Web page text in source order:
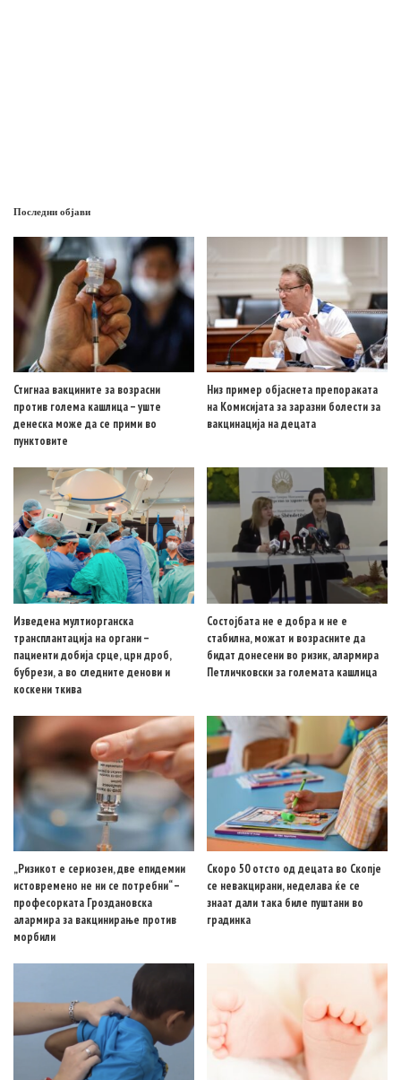
Последни објави
Стигнаа вакцините за возрасни
против голема кашлица – уште
денеска може да се прими во
пунктовите
Низ пример објаснета препораката
на Комисијата за заразни болести за
вакцинација на децата
Изведена мултиорганска
трансплантација на органи –
пациенти добија срце, црн дроб,
бубрези, а во следните денови и
коскени ткива
Состојбата не е добра и не е
стабилна, можат и возрасните да
бидат донесени во ризик, алармира
Петличковски за големата кашлица
„Ризикот е сериозен, две епидемии
истовремено не ни се потребни“ –
професорката Гроздановска
алармира за вакцинирање против
морбили
Скоро 50 отсто од децата во Скопје
се невакцирани, неделава ќе се
знаат дали така биле пуштани во
градинка